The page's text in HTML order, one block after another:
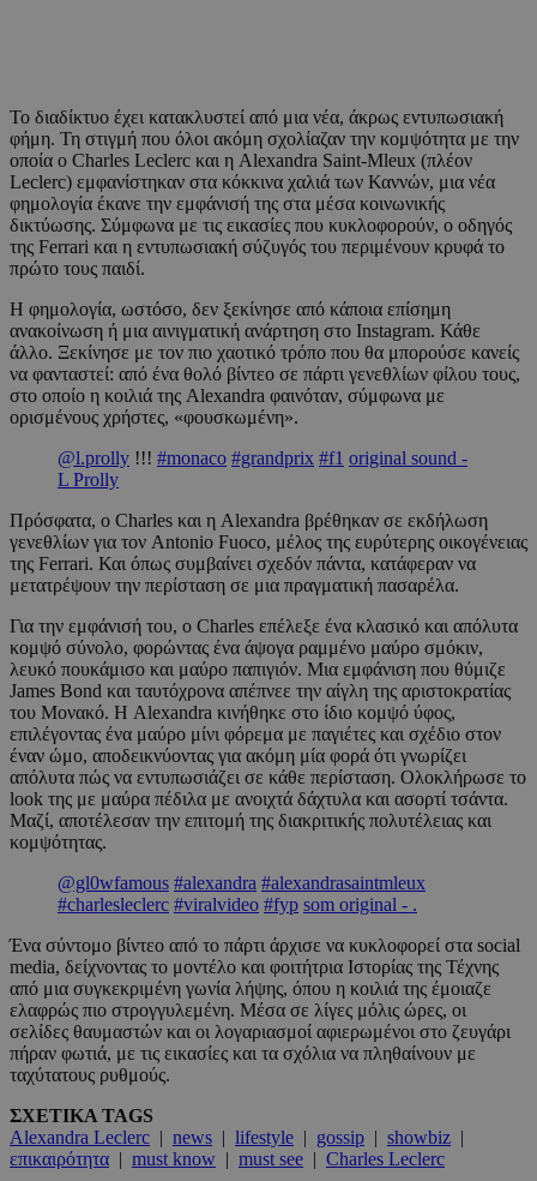
Το διαδίκτυο έχει κατακλυστεί από μια νέα, άκρως εντυπωσιακή
φήμη. Τη στιγμή που όλοι ακόμη σχολίαζαν την κομψότητα με την
οποία ο Charles Leclerc και η Alexandra Saint-Mleux (πλέον
Leclerc) εμφανίστηκαν στα κόκκινα χαλιά των Καννών, μια νέα
φημολογία έκανε την εμφάνισή της στα μέσα κοινωνικής
δικτύωσης. Σύμφωνα με τις εικασίες που κυκλοφορούν, ο οδηγός
της Ferrari και η εντυπωσιακή σύζυγός του περιμένουν κρυφά το
πρώτο τους παιδί.
Η φημολογία, ωστόσο, δεν ξεκίνησε από κάποια επίσημη
ανακοίνωση ή μια αινιγματική ανάρτηση στο Instagram. Κάθε
άλλο. Ξεκίνησε με τον πιο χαοτικό τρόπο που θα μπορούσε κανείς
να φανταστεί: από ένα θολό βίντεο σε πάρτι γενεθλίων φίλου τους,
στο οποίο η κοιλιά της Alexandra φαινόταν, σύμφωνα με
ορισμένους χρήστες, «φουσκωμένη».
@l.prolly !!! #monaco #grandprix #f1 original sound -
L Prolly
Πρόσφατα, ο Charles και η Alexandra βρέθηκαν σε εκδήλωση
γενεθλίων για τον Antonio Fuoco, μέλος της ευρύτερης οικογένειας
της Ferrari. Και όπως συμβαίνει σχεδόν πάντα, κατάφεραν να
μετατρέψουν την περίσταση σε μια πραγματική πασαρέλα.
Για την εμφάνισή του, ο Charles επέλεξε ένα κλασικό και απόλυτα
κομψό σύνολο, φορώντας ένα άψογα ραμμένο μαύρο σμόκιν,
λευκό πουκάμισο και μαύρο παπιγιόν. Μια εμφάνιση που θύμιζε
James Bond και ταυτόχρονα απέπνεε την αίγλη της αριστοκρατίας
του Μονακό. Η Alexandra κινήθηκε στο ίδιο κομψό ύφος,
επιλέγοντας ένα μαύρο μίνι φόρεμα με παγιέτες και σχέδιο στον
έναν ώμο, αποδεικνύοντας για ακόμη μία φορά ότι γνωρίζει
απόλυτα πώς να εντυπωσιάζει σε κάθε περίσταση. Ολοκλήρωσε το
look της με μαύρα πέδιλα με ανοιχτά δάχτυλα και ασορτί τσάντα.
Μαζί, αποτέλεσαν την επιτομή της διακριτικής πολυτέλειας και
κομψότητας.
@gl0wfamous #alexandra #alexandrasaintmleux
#charlesleclerc #viralvideo #fyp som original - .
Ένα σύντομο βίντεο από το πάρτι άρχισε να κυκλοφορεί στα social
media, δείχνοντας το μοντέλο και φοιτήτρια Ιστορίας της Τέχνης
από μια συγκεκριμένη γωνία λήψης, όπου η κοιλιά της έμοιαζε
ελαφρώς πιο στρογγυλεμένη. Μέσα σε λίγες μόλις ώρες, οι
σελίδες θαυμαστών και οι λογαριασμοί αφιερωμένοι στο ζευγάρι
πήραν φωτιά, με τις εικασίες και τα σχόλια να πληθαίνουν με
ταχύτατους ρυθμούς.
ΣΧΕΤΙΚΑ TAGS
Alexandra Leclerc | news | lifestyle | gossip | showbiz |
επικαιρότητα | must know | must see | Charles Leclerc